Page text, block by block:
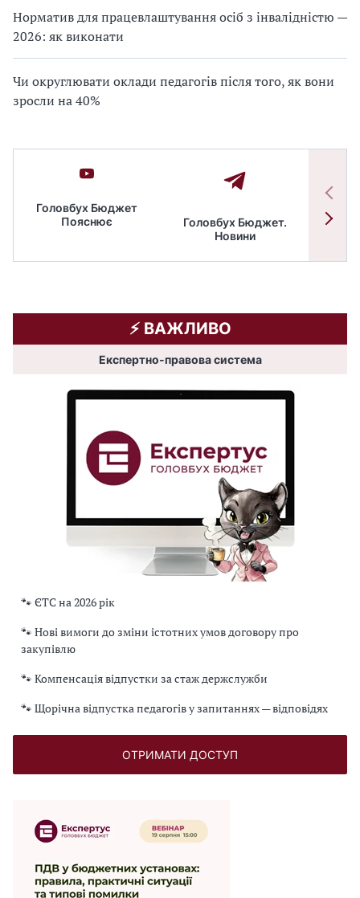
Норматив для працевлаштування осіб з інвалідністю —
2026: як виконати
Чи округлювати оклади педагогів після того, як вони
зросли на 40%
Головбух Бюджет
Пояснює
Головбух Бюджет.
Новини
⚡️ ВАЖЛИВО
Експертно-правова система
🐾 ЄТС на 2026 рік
🐾 Нові вимоги до зміни істотних умов договору про
закупівлю
🐾 Компенсація відпустки за стаж держслужби
🐾 Щорічна відпустка педагогів у запитаннях — відповідях
ОТРИМАТИ ДОСТУП